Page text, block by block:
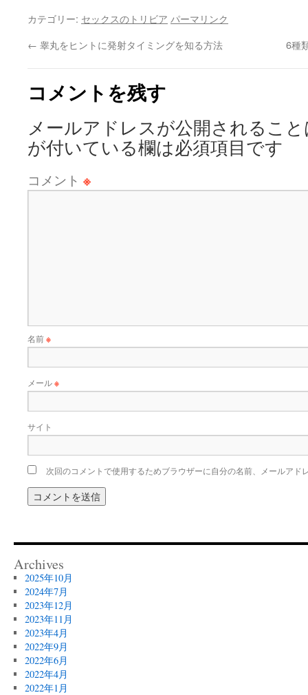
カテゴリー: セックスのトリビア パーマリンク
← 睾丸をヒントに発射タイミングを知る方法 6種
コメントを残す
メールアドレスが公開されるこ
が付いている欄は必須項目です
コメント ※
名前※
メール※
サイト
次回のコメントで使用するためブラウザーに自分の名前、メールアド
Archives
2025年10月
2024年7月
2023年12月
2023年11月
2023年4月
2022年9月
2022年6月
2022年4月
2022年1月